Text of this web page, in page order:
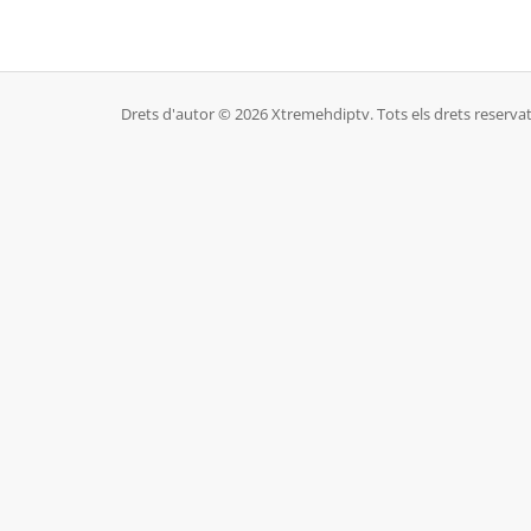
Drets d'autor © 2026 Xtremehdiptv. Tots els drets